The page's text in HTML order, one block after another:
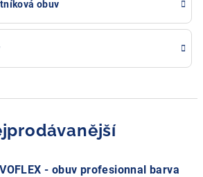
obuv
- obuv profesionnal barva